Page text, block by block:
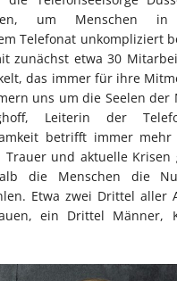
um Menschen in
Telefonat unkompliziert
zunächst etwa 30
das immer für ihre
uns um die Seelen der
Leiterin der
betrifft immer mehr
und aktuelle Krisen
die Menschen die
Etwa zwei Drittel aller
ein Drittel Männer,